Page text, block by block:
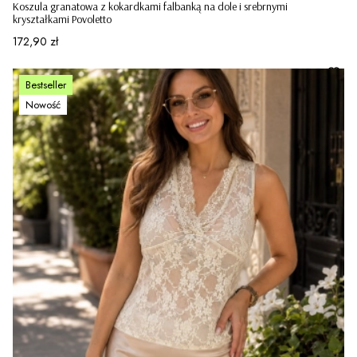
Koszula granatowa z kokardkami falbanką na dole i srebrnymi
kryształkami Povoletto
Cena
172,90 zł
Bestseller
Nowość